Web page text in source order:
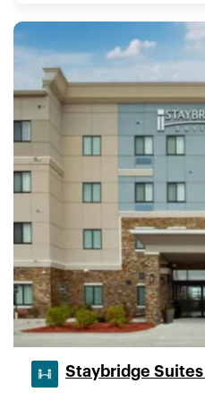
Staybridge